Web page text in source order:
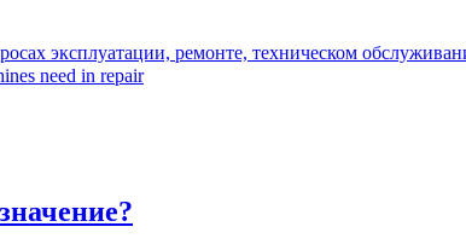
эксплуатации, ремонте, техническом
need in repair